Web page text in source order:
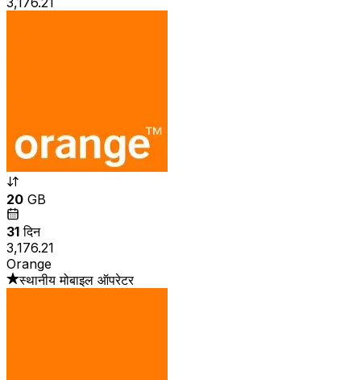
20 GB
31 दिन
₹3,176.21
Orange
स्थानीय मोबाइल ऑपरेटर